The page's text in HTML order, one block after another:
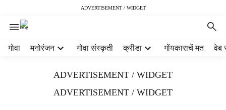
ADVERTISEMENT / WIDGET
गोवा मनोरंजन गोवा संस्कृती क्रीडा गोंयकाराचें मत वेब
ADVERTISEMENT / WIDGET
ADVERTISEMENT / WIDGET